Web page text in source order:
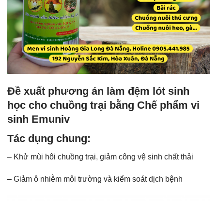
Đề xuất phương án làm đệm lót sinh
học cho chuồng trại bằng Chế phẩm vi
sinh Emuniv
Tác dụng chung:
– Khử mùi hôi chuồng trại, giảm công vệ sinh chất thải
– Giảm ô nhiễm môi trường và kiểm soát dịch bệnh